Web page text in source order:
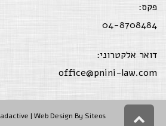
פקס:
04-8708484
דואר אלקטרוני:
office@pnini-law.com
adactive | Web Design By Siteos